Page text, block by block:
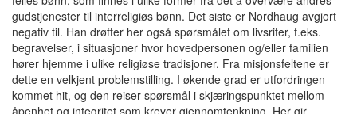
gudstjenester til interreligiøs bønn. Det siste er Nordhaug avgjort
negativ til. Han drøfter her også spørsmålet om livsriter, f.eks.
begravelser, i situasjoner hvor hovedpersonen og/eller familien
hører hjemme i ulike religiøse tradisjoner. Fra misjonsfeltene er
dette en velkjent problemstilling. I økende grad er utfordringen
kommet hit, og den reiser spørsmål i skjæringspunktet mellom
åpenhet og integritet som krever gjennomtenkning. Her gir